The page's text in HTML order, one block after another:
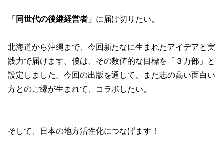
「同世代の後継経営者」 に届け切りたい。
北海道から沖縄まで、今回新たなに生まれたアイデアと実
践力で届けます。僕は、その数値的な目標を「３万部」と
設定しました。今回の出版を通して、また志の高い面白い
方とのご縁が生まれて、コラボしたい。
そして、日本の地方活性化につなげます！